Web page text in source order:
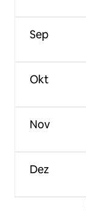
Sep
Okt
Nov
Dez